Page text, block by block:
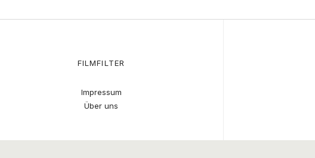
FILMFILTER
Impressum
Über uns